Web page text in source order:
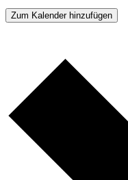
Zum Kalender hinzufügen